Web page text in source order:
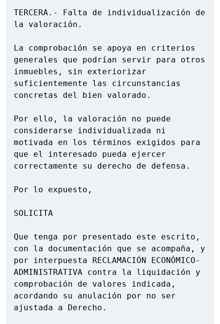
TERCERA.- Falta de individualización de
la valoración.
La comprobación se apoya en criterios
generales que podrían servir para otros
inmuebles, sin exteriorizar
suficientemente las circunstancias
concretas del bien valorado.
Por ello, la valoración no puede
considerarse individualizada ni
motivada en los términos exigidos para
que el interesado pueda ejercer
correctamente su derecho de defensa.
Por lo expuesto,
SOLICITA
Que tenga por presentado este escrito,
con la documentación que se acompaña, y
por interpuesta RECLAMACIÓN ECONÓMICO-
ADMINISTRATIVA contra la liquidación y
comprobación de valores indicada,
acordando su anulación por no ser
ajustada a Derecho.